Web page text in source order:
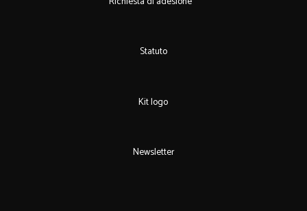
Statuto
Kit logo
Newsletter